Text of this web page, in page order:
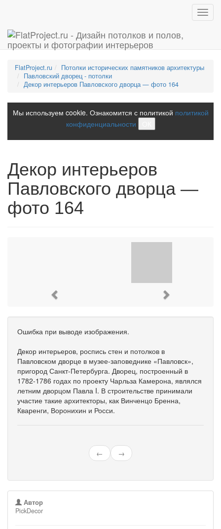
FlatProject.ru
Потолки исторических памятников архитектуры
Павловский дворец - потолки
Декор интерьеров Павловского дворца — фото 164
Мы используем cookie. Ознакомится с политикой политикой
конфиденциальности
Декор интерьеров
Павловского дворца —
фото 164
Ошибка при выводе изображения.
Декор интерьеров, роспись стен и потолков в
Павловском дворце в музее-заповеднике «Павловск»,
пригород Санкт-Петербурга. Дворец, построенный в
1782-1786 годах по проекту Чарльза Камерона, являлся
летним дворцом Павла I. В строительстве принимали
участие такие архитекторы, как Винченцо Бренна,
Кваренги, Воронихин и Росси.
← →
Автор
PickDecor